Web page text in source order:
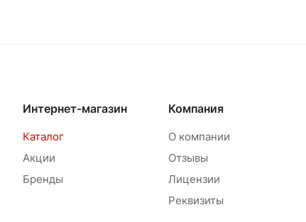
Интернет-магазин
Каталог
Акции
Бренды
Компания
О компании
Отзывы
Лицензии
Реквизиты